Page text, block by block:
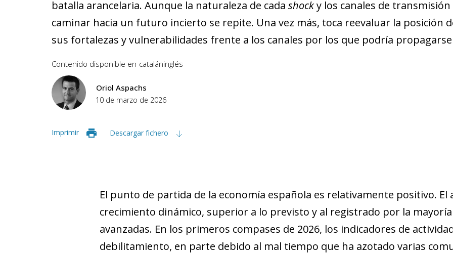
batalla arancelaria. Aunque la naturaleza de cada shocky los canales de
caminar hacia un futuro incierto se repite. Una vez más, toca reevaluar la posición
sus fortalezas y vulnerabilidades frente a los canales por los que podría
Contenido disponible en cataláninglés
Oriol Aspachs
10 de marzo de 2026
Imprimir Descargar fichero
El punto de partida de la economía española es relativamente positivo. El
crecimiento dinámico, superior a lo previsto y al registrado por la
avanzadas. En los primeros compases de 2026, los indicadores de
debilitamiento, en parte debido al mal tiempo que ha azotado varias